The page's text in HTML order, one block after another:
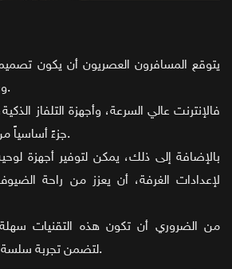
يتوقع المسافرون العصريون أن يكون
وسائل الراحة التكنولوجية.
فالإنترنت عالي السرعة، وأجهزة التلفاز
جزءً أساسياً من هذا التصميم المتقدم.
بالإضافة إلى ذلك، يمكن لتوفير أجهزة
لإعدادات الغرفة، أن يعزز من راحة
من الضروري أن تكون هذه التقنيات
لتضمن تجربة سلسة ومريحة لجميع الضيوف.